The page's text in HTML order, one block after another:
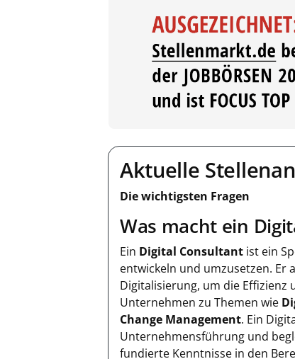
Aktuelle
Die wichtigsten Fragen
Was macht ein
Ein Digital Consultant ist ein
entwickeln und umzusetzen. Er
Digitalisierung, um die
Unternehmen zu Themen wie
Change Management. Ein
Unternehmensführung und
fundierte Kenntnisse in den